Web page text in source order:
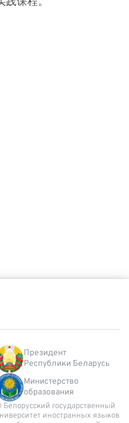
Президент
Республики Беларусь
Министерство
образования
Белорусский государственный
иностранных языков